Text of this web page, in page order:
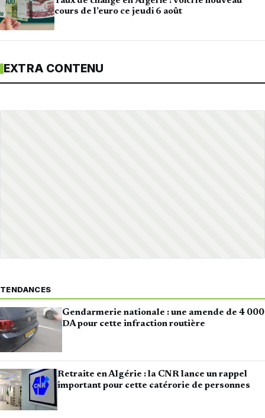
cours de l’euro ce jeudi 6 août
EXTRA CONTENU
TENDANCES
Gendarmerie nationale : une amende de 4 000
DA pour cette infraction routière
Retraite en Algérie : la CNR lance un rappel
important pour cette catérorie de personnes